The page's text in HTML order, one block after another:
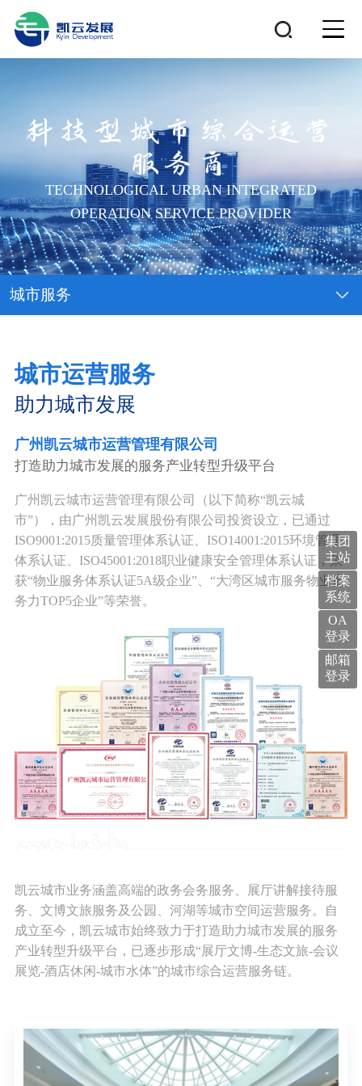
科技型城市综合运营
服务商
TECHNOLOGICAL URBAN INTEGRATED
OPERATION SERVICE PROVIDER
城市服务
城市运营服务
助力城市发展
广州凯云城市运营管理有限公司
打造助力城市发展的服务产业转型升级平台
广州凯云城市运营管理有限公司（以下简称“凯云城
市”），由广州凯云发展股份有限公司投资设立，已通过
ISO9001:2015质量管理体系认证、ISO14001:2015环境管理
体系认证、ISO45001:2018职业健康安全管理体系认证，荣
获“物业服务体系认证5A级企业”、“大湾区城市服务物业服
务力TOP5企业”等荣誉。
凯云城市业务涵盖高端的政务会务服务、展厅讲解接待服
务、文博文旅服务及公园、河湖等城市空间运营服务。自
成立至今，凯云城市始终致力于打造助力城市发展的服务
产业转型升级平台，已逐步形成“展厅文博-生态文旅-会议
展览-酒店休闲-城市水体”的城市综合运营服务链。
集团
主站
档案
系统
OA
登录
邮箱
登录